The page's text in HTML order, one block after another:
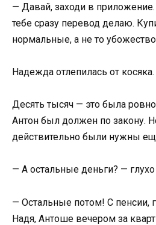
— Давай, заходи в
тебе сразу перевод делаю.
нормальные, а не то
Надежда отлепилась от
Десять тысяч — это была ровно
Антон был должен по закону.
действительно были нужны
— А остальные деньги? — глухо
— Остальные потом! С пенсии,
Надя, Антоше вечером за